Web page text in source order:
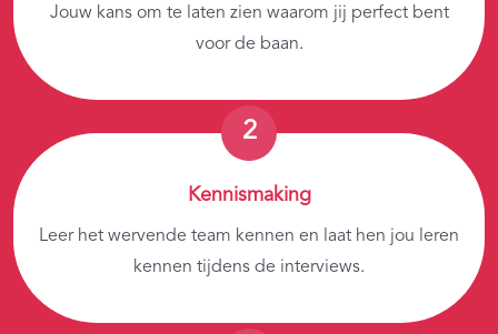
Jouw kans om te laten zien waarom jij perfect bent
voor de baan.
Kennismaking
Leer het wervende team kennen en laat hen jou leren
kennen tijdens de interviews.